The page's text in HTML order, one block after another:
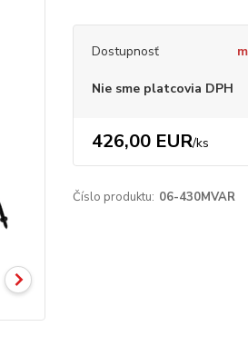
Dostupnosť
Nie sme platcovia DPH
426,00 EUR/ks
Číslo produktu: 06-430MVAR